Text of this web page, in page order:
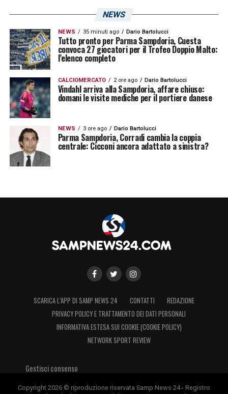
NEWS
NEWS 35 minuti ago Dario Bartolucci
Tutto pronto per Parma Sampdoria, Cuesta
convoca 27 giocatori per il Trofeo Doppio Malto:
l’elenco completo
CALCIOMERCATO 2 ore ago Dario Bartolucci
Vindahl arriva alla Sampdoria, affare chiuso:
domani le visite mediche per il portiere danese
NEWS 3 ore ago Dario Bartolucci
Parma Sampdoria, Corradi cambia la coppia
centrale: Cicconi ancora adattato a sinistra?
SCARICA L’APP DI SAMP NEWS 24 CONTATTI
REDAZIONE
PRIVACY POLICY E TRATTAMENTO DEI DATI PERSONALI
INFORMATIVA ESTESA SUI COOKIE (COOKIE POLICY)
NETWORK SPORT REVIEW
Gestisci consenso
Copyright 2026 © riproduzione riservata Samp News 24 - Registro